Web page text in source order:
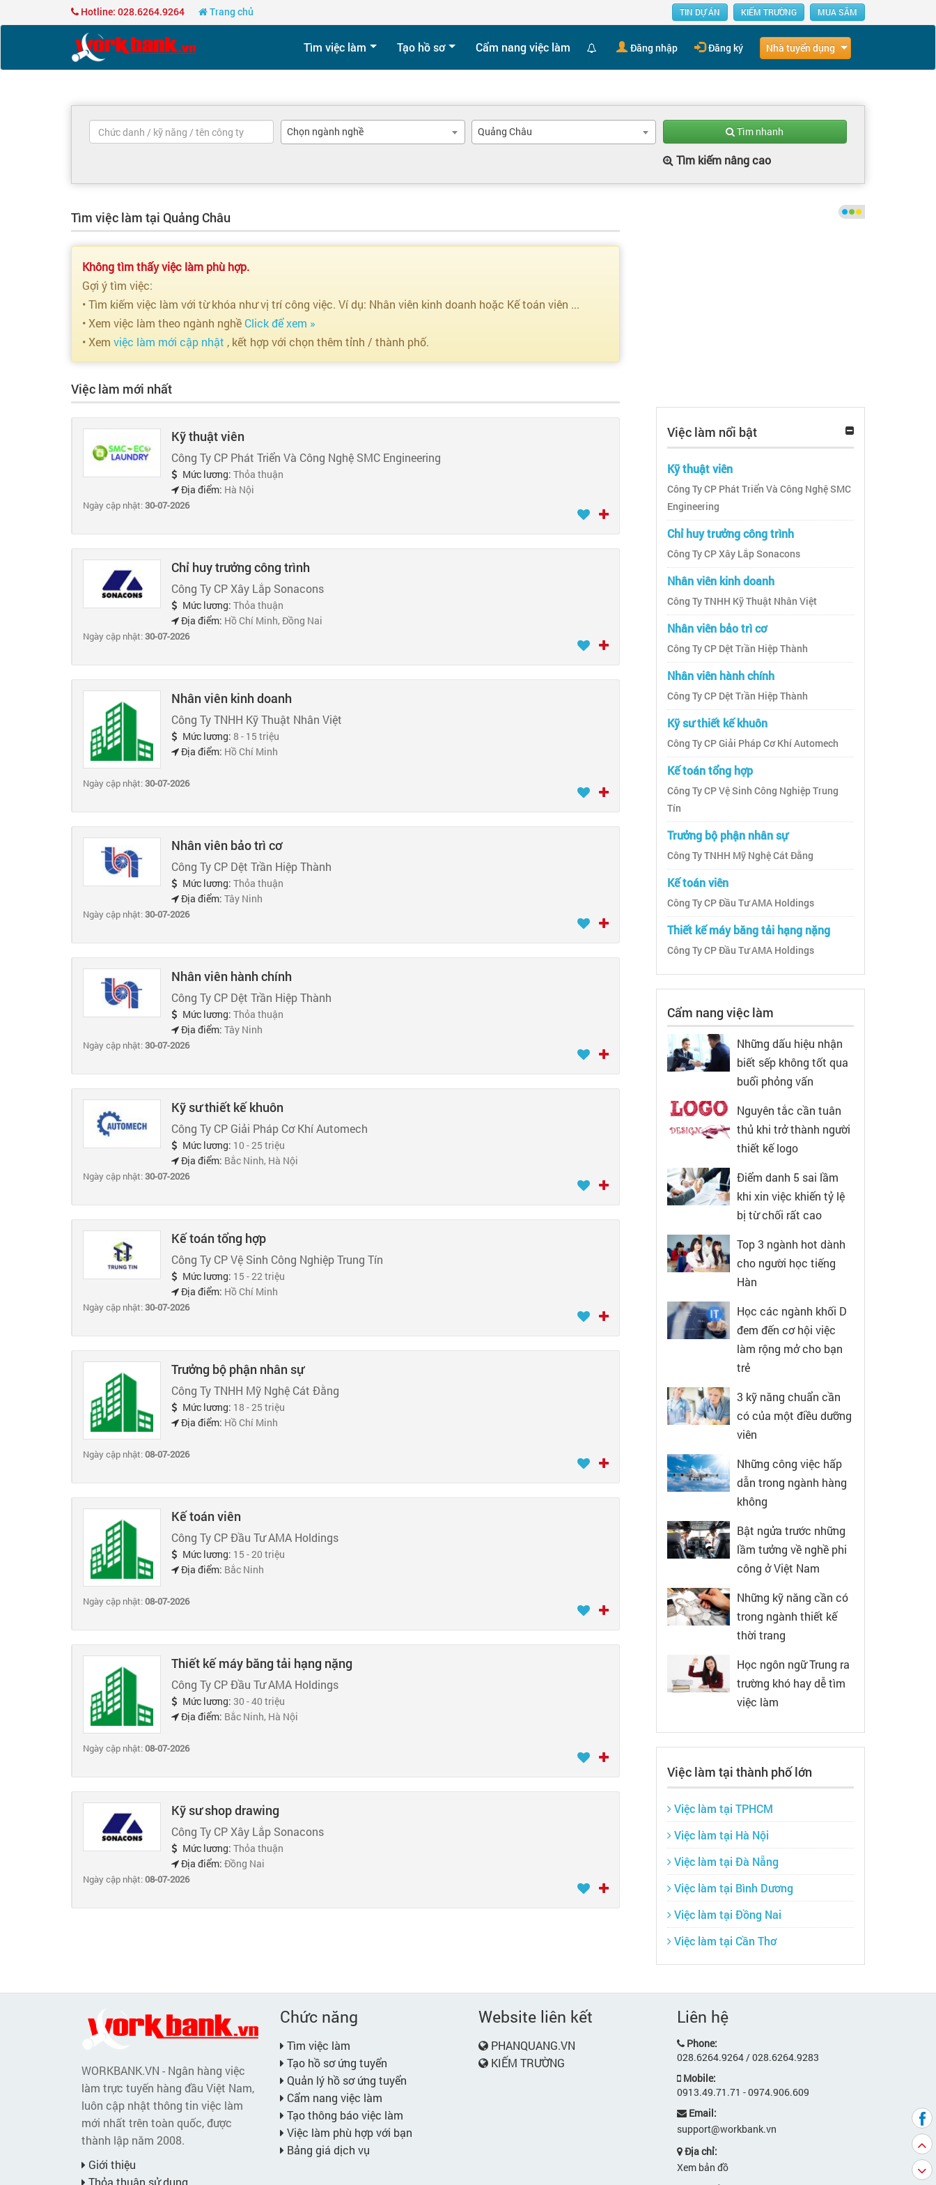
Hotline: 028.6264.9264 Trang chủ TIN DỰ ÁN KIẾM TRƯỜNG MUA SẮM
Tìm việc làm Tạo hồ sơ Cẩm nang việc làm Đăng nhập Đăng ký Nhà tuyển dụng
Chọn ngành nghề Quảng Châu Tìm nhanh
Tìm kiếm nâng cao
Tìm việc làm tại Quảng Châu
Không tìm thấy việc làm phù hợp.
Gợi ý tìm việc:
• Tìm kiếm việc làm với từ khóa như vị trí công việc. Ví dụ: Nhân viên kinh doanh hoặc Kế toán viên ...
• Xem việc làm theo ngành nghề Click để xem »
• Xem việc làm mới cập nhật , kết hợp với chọn thêm tỉnh / thành phố.
Việc làm mới nhất
Kỹ thuật viên
Công Ty CP Phát Triển Và Công Nghệ SMC Engineering
Mức lương: Thỏa thuận
Địa điểm: Hà Nội
Ngày cập nhật:30-07-2026
Chỉ huy trưởng công trình
Công Ty CP Xây Lắp Sonacons
Mức lương: Thỏa thuận
Địa điểm: Hồ Chí Minh, Đồng Nai
Ngày cập nhật:30-07-2026
Nhân viên kinh doanh
Công Ty TNHH Kỹ Thuật Nhân Việt
Mức lương: 8 - 15 triệu
Địa điểm: Hồ Chí Minh
Ngày cập nhật:30-07-2026
Nhân viên bảo trì cơ
Công Ty CP Dệt Trần Hiệp Thành
Mức lương: Thỏa thuận
Địa điểm: Tây Ninh
Ngày cập nhật:30-07-2026
Nhân viên hành chính
Công Ty CP Dệt Trần Hiệp Thành
Mức lương: Thỏa thuận
Địa điểm: Tây Ninh
Ngày cập nhật:30-07-2026
Kỹ sư thiết kế khuôn
Công Ty CP Giải Pháp Cơ Khí Automech
Mức lương: 10 - 25 triệu
Địa điểm: Bắc Ninh, Hà Nội
Ngày cập nhật:30-07-2026
Kế toán tổng hợp
Công Ty CP Vệ Sinh Công Nghiệp Trung Tín
Mức lương: 15 - 22 triệu
Địa điểm: Hồ Chí Minh
Ngày cập nhật:30-07-2026
Trưởng bộ phận nhân sự
Công Ty TNHH Mỹ Nghệ Cát Đằng
Mức lương: 18 - 25 triệu
Địa điểm: Hồ Chí Minh
Ngày cập nhật:08-07-2026
Kế toán viên
Công Ty CP Đầu Tư AMA Holdings
Mức lương: 15 - 20 triệu
Địa điểm: Bắc Ninh
Ngày cập nhật:08-07-2026
Thiết kế máy băng tải hạng nặng
Công Ty CP Đầu Tư AMA Holdings
Mức lương: 30 - 40 triệu
Địa điểm: Bắc Ninh, Hà Nội
Ngày cập nhật:08-07-2026
Kỹ sư shop drawing
Công Ty CP Xây Lắp Sonacons
Mức lương: Thỏa thuận
Địa điểm: Đồng Nai
Ngày cập nhật:08-07-2026
Việc làm nổi bật
Kỹ thuật viên
Công Ty CP Phát Triển Và Công Nghệ SMC
Engineering
Chỉ huy trưởng công trình
Công Ty CP Xây Lắp Sonacons
Nhân viên kinh doanh
Công Ty TNHH Kỹ Thuật Nhân Việt
Nhân viên bảo trì cơ
Công Ty CP Dệt Trần Hiệp Thành
Nhân viên hành chính
Công Ty CP Dệt Trần Hiệp Thành
Kỹ sư thiết kế khuôn
Công Ty CP Giải Pháp Cơ Khí Automech
Kế toán tổng hợp
Công Ty CP Vệ Sinh Công Nghiệp Trung
Tín
Trưởng bộ phận nhân sự
Công Ty TNHH Mỹ Nghệ Cát Đằng
Kế toán viên
Công Ty CP Đầu Tư AMA Holdings
Thiết kế máy băng tải hạng nặng
Công Ty CP Đầu Tư AMA Holdings
Cẩm nang việc làm
Những dấu hiệu nhận
biết sếp không tốt qua
buổi phỏng vấn
Nguyên tắc cần tuân
thủ khi trở thành người
thiết kế logo
Điểm danh 5 sai lầm
khi xin việc khiến tỷ lệ
bị từ chối rất cao
Top 3 ngành hot dành
cho người học tiếng
Hàn
Học các ngành khối D
đem đến cơ hội việc
làm rộng mở cho bạn
trẻ
3 kỹ năng chuẩn cần
có của một điều dưỡng
viên
Những công việc hấp
dẫn trong ngành hàng
không
Bật ngửa trước những
lầm tưởng về nghề phi
công ở Việt Nam
Những kỹ năng cần có
trong ngành thiết kế
thời trang
Học ngôn ngữ Trung ra
trường khó hay dễ tìm
việc làm
Việc làm tại thành phố lớn
Việc làm tại TPHCM
Việc làm tại Hà Nội
Việc làm tại Đà Nẵng
Việc làm tại Bình Dương
Việc làm tại Đồng Nai
Việc làm tại Cần Thơ
WORKBANK.VN - Ngân hàng việc
làm trực tuyến hàng đầu Việt Nam,
luôn cập nhật thông tin việc làm
mới nhất trên toàn quốc, được
thành lập năm 2008.
Giới thiệu
Thỏa thuận sử dụng
Chức năng
Tìm việc làm
Tạo hồ sơ ứng tuyển
Quản lý hồ sơ ứng tuyển
Cẩm nang việc làm
Tạo thông báo việc làm
Việc làm phù hợp với bạn
Bảng giá dịch vụ
Website liên kết
PHANQUANG.VN
KIẾM TRƯỜNG
Liên hệ
Phone:
028.6264.9264 / 028.6264.9283
Mobile:
0913.49.71.71 - 0974.906.609
Email:
support@workbank.vn
Địa chỉ:
Xem bản đồ